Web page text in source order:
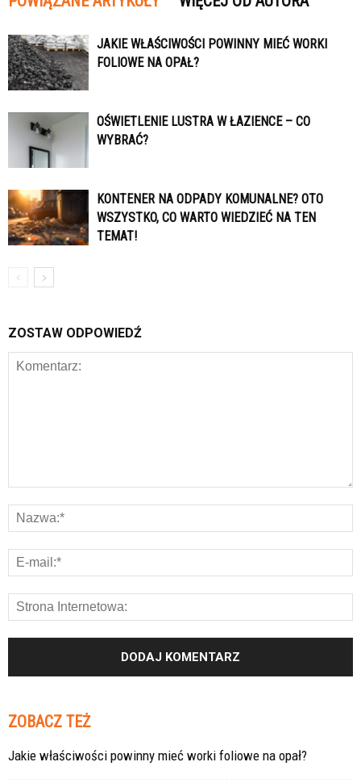
JAKIE WŁAŚCIWOŚCI POWINNY MIEĆ WORKI
FOLIOWE NA OPAŁ?
OŚWIETLENIE LUSTRA W ŁAZIENCE – CO
WYBRAĆ?
KONTENER NA ODPADY KOMUNALNE? OTO
WSZYSTKO, CO WARTO WIEDZIEĆ NA TEN
TEMAT!
ZOSTAW ODPOWIEDŹ
ZOBACZ TEŻ
Jakie właściwości powinny mieć worki foliowe na opał?